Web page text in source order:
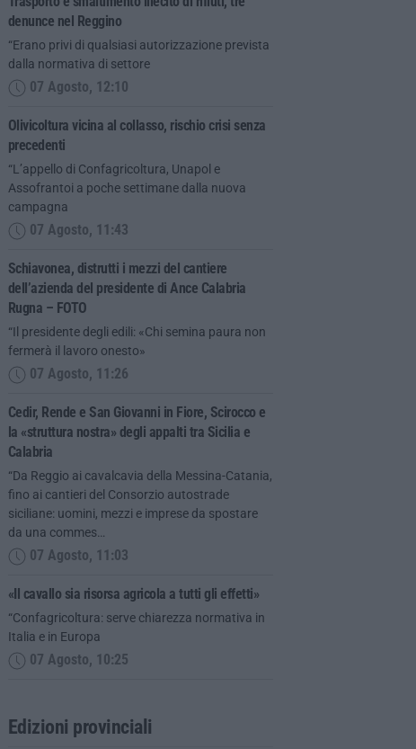
denunce nel Reggino
“Erano privi di qualsiasi autorizzazione prevista
dalla normativa di settore
07 Agosto, 12:10
Olivicoltura vicina al collasso, rischio crisi senza
precedenti
“L’appello di Confagricoltura, Unapol e
Assofrantoi a poche settimane dalla nuova
campagna
07 Agosto, 11:43
Schiavonea, distrutti i mezzi del cantiere
dell’azienda del presidente di Ance Calabria
Rugna – FOTO
“Il presidente degli edili: «Chi semina paura non
fermerà il lavoro onesto»
07 Agosto, 11:26
Cedir, Rende e San Giovanni in Fiore, Scirocco e
la «struttura nostra» degli appalti tra Sicilia e
Calabria
“Da Reggio ai cavalcavia della Messina-Catania,
fino ai cantieri del Consorzio autostrade
siciliane: uomini, mezzi e imprese da spostare
da una commes…
07 Agosto, 11:03
«Il cavallo sia risorsa agricola a tutti gli effetti»
“Confagricoltura: serve chiarezza normativa in
Italia e in Europa
07 Agosto, 10:25
Edizioni provinciali